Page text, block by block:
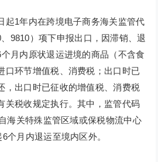
起1年内在跨境电子商务海关监管代
9810）项下申报出口，因滞销、退
月内原状退运进境的商品（不含食
口环节增值税、消费税；出口时已
，出口时已征收的增值税、消费税
关税收规定执行。其中，监管代码
海关特殊监管区域或保税物流中心
个月内退运至境内区外。